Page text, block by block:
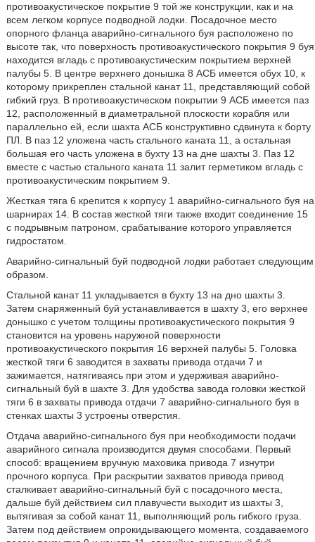
противоакустическое покрытие 9 той же конструкции, как и на
всем легком корпусе подводной лодки. Посадочное место
опорного фланца аварийно-сигнального буя расположено по
высоте так, что поверхность противоакустического покрытия 9 буя
находится вгладь с противоакустическим покрытием верхней
палубы 5. В центре верхнего донышка 8 АСБ имеется обух 10, к
которому прикреплен стальной канат 11, представляющий собой
гибкий груз. В противоакустическом покрытии 9 АСБ имеется паз
12, расположенный в диаметральной плоскости корабля или
параллельно ей, если шахта АСБ конструктивно сдвинута к борту
ПЛ. В паз 12 уложена часть стального каната 11, а остальная
большая его часть уложена в бухту 13 на дне шахты 3. Паз 12
вместе с частью стального каната 11 залит герметиком вгладь с
противоакустическим покрытием 9.
Жесткая тяга 6 крепится к корпусу 1 аварийно-сигнального буя на
шарнирах 14. В состав жесткой тяги также входит соединение 15
с подрывным патроном, срабатывание которого управляется
гидростатом.
Аварийно-сигнальный буй подводной лодки работает следующим
образом.
Стальной канат 11 укладывается в бухту 13 на дно шахты 3.
Затем снаряженный буй устанавливается в шахту 3, его верхнее
донышко с учетом толщины противоакустического покрытия 9
становится на уровень наружной поверхности
противоакустического покрытия 16 верхней палубы 5. Головка
жесткой тяги 6 заводится в захваты привода отдачи 7 и
зажимается, натягиваясь при этом и удерживая аварийно-
сигнальный буй в шахте 3. Для удобства завода головки жесткой
тяги 6 в захваты привода отдачи 7 аварийно-сигнального буя в
стенках шахты 3 устроены отверстия.
Отдача аварийно-сигнального буя при необходимости подачи
аварийного сигнала производится двумя способами. Первый
способ: вращением вручную маховика привода 7 изнутри
прочного корпуса. При раскрытии захватов привода привод
сталкивает аварийно-сигнальный буй с посадочного места,
дальше буй действием сил плавучести выходит из шахты 3,
вытягивая за собой канат 11, выполняющий роль гибкого груза.
Затем под действием опрокидывающего момента, создаваемого